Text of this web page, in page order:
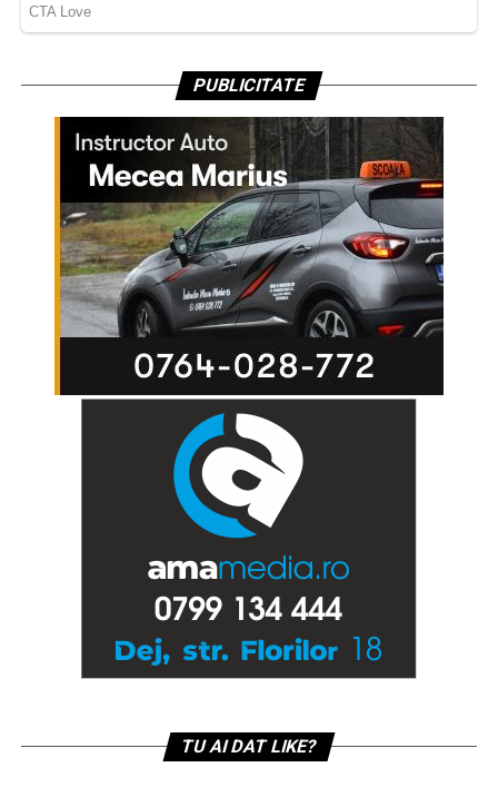
PUBLICITATE
TU AI DAT LIKE?